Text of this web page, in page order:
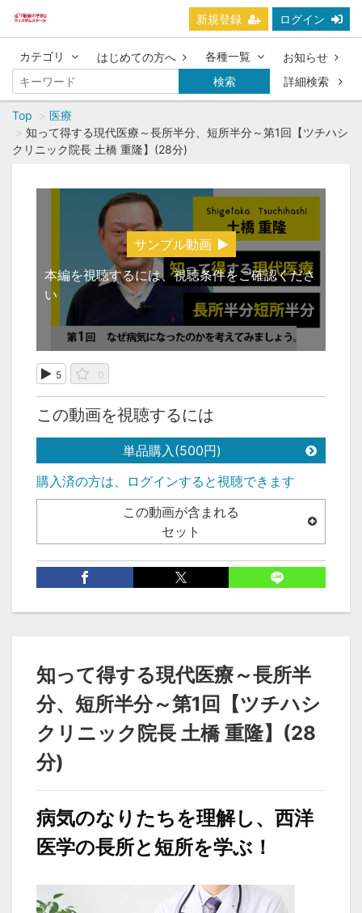
新規登録 ログイン
カテゴリ はじめての方へ 各種一覧
お知らせ
検索
詳細検索
Top
医療
知って得する現代医療～長所半分、短所半分～第1回【ツチハシ
クリニック院長 土橋 重隆】(28分)
サンプル動画
本編を視聴するには、視聴条件をご確認くださ
い
5 0
この動画を視聴するには
単品購入(500円)
購入済の方は、ログインすると視聴できます
この動画が含まれる
セット
カテゴリ
土橋 重隆
知って得する現代医療～長所半
分、短所半分～第1回【ツチハシ
クリニック院長 土橋 重隆】(28
分)
病気のなりたちを理解し、西洋
医学の長所と短所を学ぶ！